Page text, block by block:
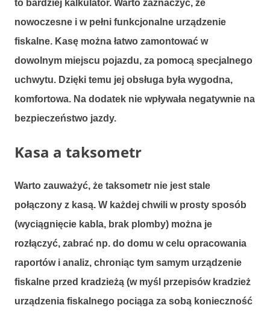
to bardziej kalkulator. Warto zaznaczyć, że
nowoczesne i w pełni funkcjonalne urządzenie
fiskalne. Kasę można łatwo zamontować w
dowolnym miejscu pojazdu, za pomocą specjalnego
uchwytu. Dzięki temu jej obsługa była wygodna,
komfortowa. Na dodatek nie wpływała negatywnie na
bezpieczeństwo jazdy.
Kasa a taksometr
Warto zauważyć, że taksometr nie jest stale
połączony z kasą. W każdej chwili w prosty sposób
(wyciągnięcie kabla, brak plomby) można je
rozłączyć, zabrać np. do domu w celu opracowania
raportów i analiz, chroniąc tym samym urządzenie
fiskalne przed kradzieżą (w myśl przepisów kradzież
urządzenia fiskalnego pociąga za sobą konieczność